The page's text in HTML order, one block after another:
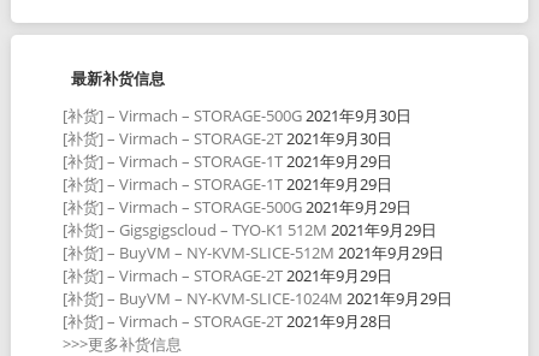
最新补货信息
[补货] – Virmach – STORAGE-500G2021年9月30日
[补货] – Virmach – STORAGE-2T2021年9月30日
[补货] – Virmach – STORAGE-1T2021年9月29日
[补货] – Virmach – STORAGE-1T2021年9月29日
[补货] – Virmach – STORAGE-500G2021年9月29日
[补货] – Gigsgigscloud – TYO-K1 512M 2021年9月29日
[补货] – BuyVM – NY-KVM-SLICE-512M 2021年9月29日
[补货] – Virmach – STORAGE-2T2021年9月29日
[补货] – BuyVM – NY-KVM-SLICE-1024M 2021年9月29日
[补货] – Virmach – STORAGE-2T2021年9月28日
>>>更多补货信息